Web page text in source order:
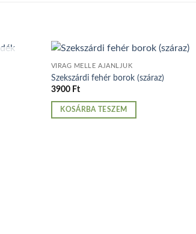
VIRÁG MELLÉ AJÁNLJUK
Szekszárdi fehér borok (száraz)
3900 Ft
KOSÁRBA TESZEM